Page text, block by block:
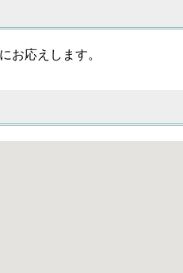
お応えします。